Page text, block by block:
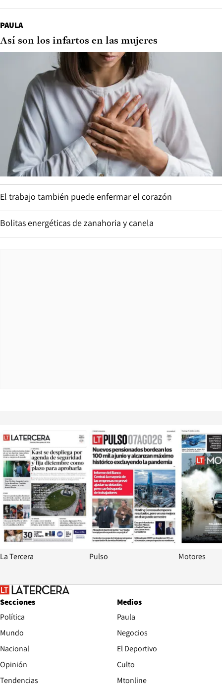
PAULA
Así son los infartos en las mujeres
El trabajo también puede enfermar el corazón
Bolitas energéticas de zanahoria y canela
Opens in new window
La Tercera
Opens in
Pulso Motores
Secciones
Política
Mundo
Nacional
Opinión
Tendencias
Medios
Paula
Negocios
El Deportivo
Culto
Mtonline